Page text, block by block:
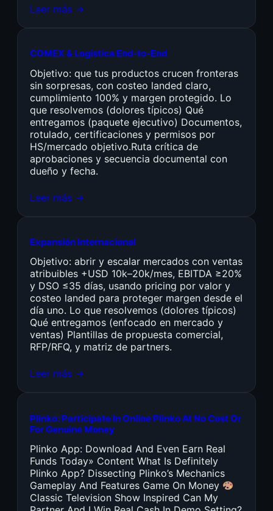
Leer más →
COMEX & Logística End-to-End
Objetivo: que tus productos crucen fronteras
sin sorpresas, con costeo landed claro,
cumplimiento 100% y margen protegido. Lo
que resolvemos (dolores típicos) Qué
entregamos (paquete ejecutivo) Documentos,
rotulado, certificaciones y permisos por
HS/mercado objetivo.Ruta crítica de
aprobaciones y secuencia documental con
dueño y fecha.
Leer más →
Expansión Internacional
Objetivo: abrir y escalar mercados con ventas
atribuibles +USD 10k–20k/mes, EBITDA ≥20%
y DSO ≤35 días, usando pricing por valor y
costeo landed para proteger margen desde el
día uno. Lo que resolvemos (dolores típicos)
Qué entregamos (enfocado en mercado y
ventas) Plantillas de propuesta comercial,
RFP/RFQ, y matriz de partners.
Leer más →
Plinko: Participate In Online Plinko At No Cost Or
For Genuine Money
Plinko App: Download And Even Earn Real
Funds Today» Content What Is Definitely
Plinko App? Dissecting Plinko’s Mechanics
Gameplay And Features Game On Money
Classic Television Show Inspired Can My